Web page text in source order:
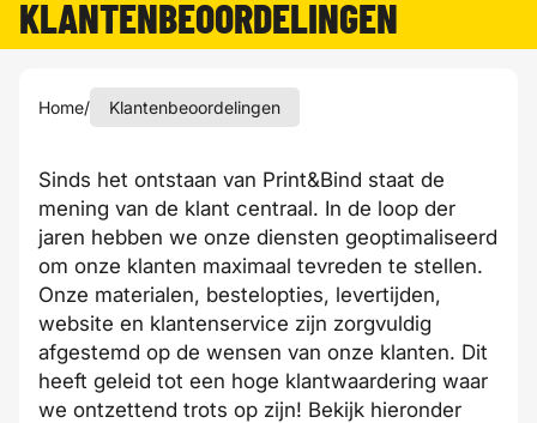
KLANTENBEOORDELINGEN
Home/ Klantenbeoordelingen
Sinds het ontstaan van Print&Bind staat de
mening van de klant centraal. In de loop der
jaren hebben we onze diensten geoptimaliseerd
om onze klanten maximaal tevreden te stellen.
Onze materialen, bestelopties, levertijden,
website en klantenservice zijn zorgvuldig
afgestemd op de wensen van onze klanten. Dit
heeft geleid tot een hoge klantwaardering waar
we ontzettend trots op zijn! Bekijk hieronder